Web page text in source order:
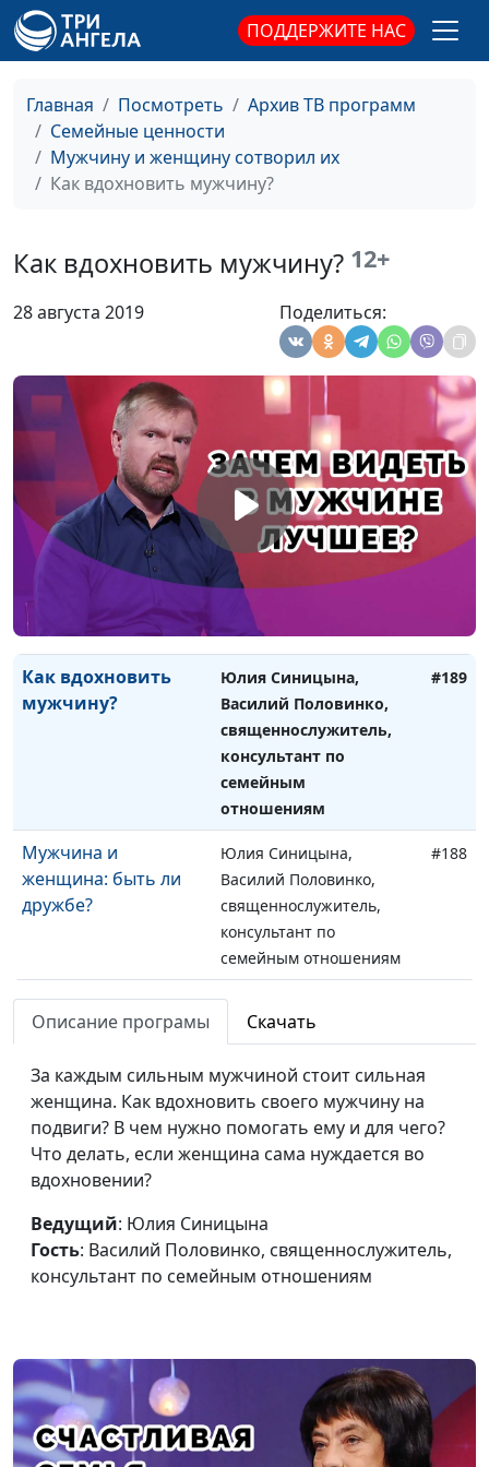
ПОДДЕРЖИТЕ НАС
Главная Посмотреть
Архив ТВ программ
Семейные ценности
Мужчину и женщину сотворил их
Как вдохновить мужчину?
Как вдохновить мужчину? 12+
28 августа 2019 Поделиться:
семейным отношениям
нравятся мужчинам?
Василий Половинко,
священнослужитель,
консультант по
семейным отношениям
интернете и не
разочароваться
Василий Половинко,
священнослужитель,
консультант по
семейным отношениям
9 советов для
счастливой семьи
Юлия Синицына,
Василий Половинко,
священнослужитель,
консультант по
семейным отношениям
#191
Как создать
счастливую семью?
Юлия Синицына,
Василий Половинко,
священнослужитель,
консультант по
семейным отношениям
Как вдохновить
мужчину?
Юлия Синицына,
Василий Половинко,
священнослужитель,
консультант по
семейным
отношениям
#189
Мужчина и
женщина: быть ли
дружбе?
Юлия Синицына,
Василий Половинко,
священнослужитель,
консультант по
семейным отношениям
#188
Есть ли дружба
между мужчиной и
Юлия Синицына,
Василий Половинко,
консультант по
семейным отношениям
Настоящий глава
семьи - какой он?
Юлия Синицына,
консультант по
семейным отношениям
Правила умной
жены
Роман Маринин, Ольга
Лебедева, клинический
психолог
#184
Описание програмы Скачать
За каждым сильным мужчиной стоит сильная
женщина. Как вдохновить своего мужчину на
подвиги? В чем нужно помогать ему и для чего?
Что делать, если женщина сама нуждается во
вдохновении?
Ведущий: Юлия Синицына
Гость: Василий Половинко, священнослужитель,
консультант по семейным отношениям